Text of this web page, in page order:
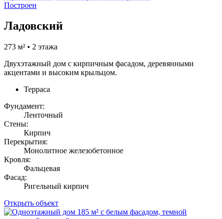
Построен
Ладовский
273 м² • 2 этажа
Двухэтажный дом с кирпичным фасадом, деревянными
акцентами и высоким крыльцом.
Терраса
Фундамент:
Ленточный
Стены:
Кирпич
Перекрытия:
Монолитное железобетонное
Кровля:
Фальцевая
Фасад:
Ригельный кирпич
Открыть объект